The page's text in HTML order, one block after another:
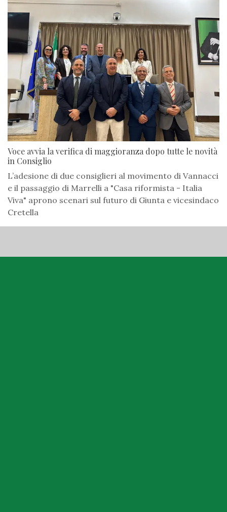
Voce avvia la verifica di maggioranza dopo tutte le novità
in Consiglio
L’adesione di due consiglieri al movimento di Vannacci
e il passaggio di Marrelli a "Casa riformista - Italia
Viva" aprono scenari sul futuro di Giunta e vicesindaco
Cretella